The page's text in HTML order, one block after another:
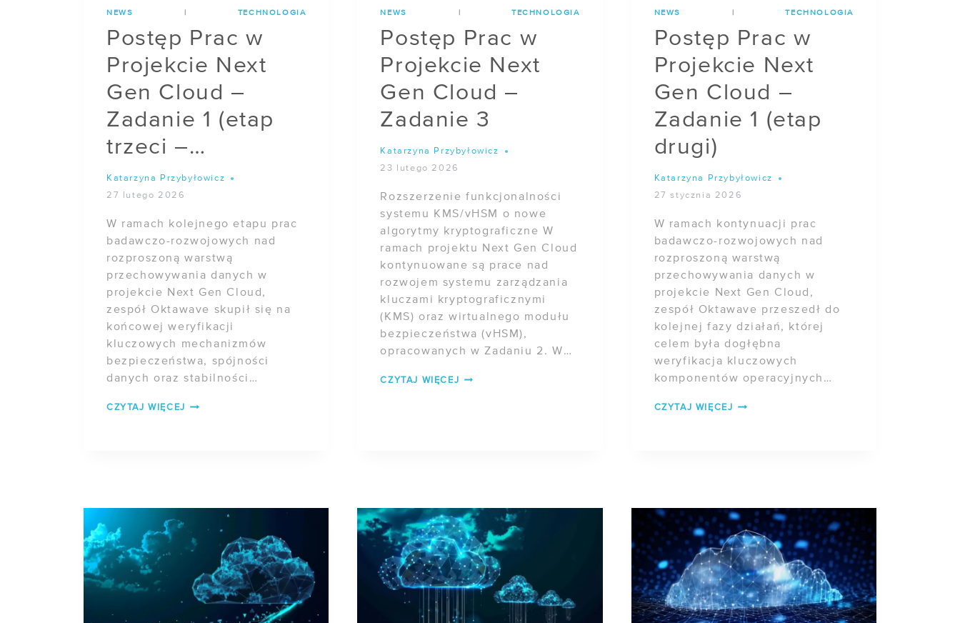
NEWS | TECHNOLOGIA
Postęp Prac w
Projekcie Next
Gen Cloud –
Zadanie 1 (etap
trzeci –
podsumowanie)
Katarzyna Przybyłowicz
27 lutego 2026
W ramach kolejnego etapu prac
badawczo-rozwojowych nad
rozproszoną warstwą
przechowywania danych w
projekcie Next Gen Cloud,
zespół Oktawave skupił się na
końcowej weryfikacji
kluczowych mechanizmów
bezpieczeństwa, spójności
danych oraz stabilności
Etap ten obejmował testy
CZYTAJ WIĘCEJ POSTĘP
CLOUD
ZADANIE
(ETAP
TRZECI
NEWS | TECHNOLOGIA
Postęp Prac w
Projekcie Next
Gen Cloud –
Zadanie 3
Katarzyna Przybyłowicz
23 lutego 2026
Rozszerzenie funkcjonalności
systemu KMS/vHSM o nowe
algorytmy kryptograficzne W
ramach projektu Next Gen Cloud
kontynuowane są prace nad
rozwojem systemu zarządzania
kluczami kryptograficznymi
(KMS) oraz wirtualnego modułu
bezpieczeństwa (vHSM),
opracowanych w Zadaniu 2. W
rozszerzeniu […]
CZYTAJ WIĘCEJ POSTĘP
ZADANIE
3
NEWS | TECHNOLOGIA
Postęp Prac w
Projekcie Next
Gen Cloud –
Zadanie 1 (etap
drugi)
Katarzyna Przybyłowicz
27 stycznia 2026
W ramach kontynuacji prac
badawczo-rozwojowych nad
rozproszoną warstwą
przechowywania danych w
projekcie Next Gen Cloud,
zespół Oktawave przeszedł do
kolejnej fazy działań, której
celem była dogłębna
weryfikacja kluczowych
komponentów operacyjnych
obejmującego analizę
CZYTAJ WIĘCEJ POSTĘP
CLOUD
–
ZADANIE
1
(ETAP
DRUGI)